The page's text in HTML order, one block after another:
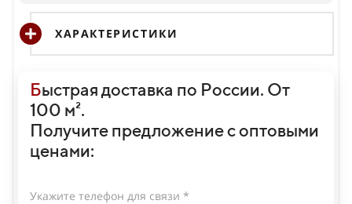
ХАРАКТЕРИСТИКИ
Быстрая доставка по России. От
100 м².
Получите предложение с оптовыми
ценами:
Укажите телефон для связи *